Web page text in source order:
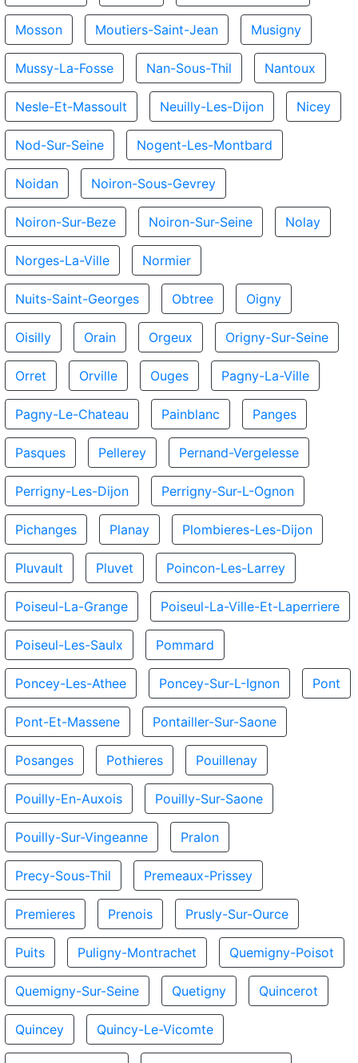
Mosson Moutiers-Saint-Jean Musigny
Mussy-La-Fosse Nan-Sous-Thil Nantoux
Nesle-Et-Massoult Neuilly-Les-Dijon Nicey
Nod-Sur-Seine Nogent-Les-Montbard
Noidan Noiron-Sous-Gevrey
Noiron-Sur-Beze Noiron-Sur-Seine Nolay
Norges-La-Ville Normier
Nuits-Saint-Georges Obtree Oigny
Oisilly Orain Orgeux Origny-Sur-Seine
Orret Orville Ouges Pagny-La-Ville
Pagny-Le-Chateau Painblanc Panges
Pasques Pellerey Pernand-Vergelesse
Perrigny-Les-Dijon Perrigny-Sur-L-Ognon
Pichanges Planay Plombieres-Les-Dijon
Pluvault Pluvet Poincon-Les-Larrey
Poiseul-La-Grange Poiseul-La-Ville-Et-Laperriere
Poiseul-Les-Saulx Pommard
Poncey-Les-Athee Poncey-Sur-L-Ignon Pont
Pont-Et-Massene Pontailler-Sur-Saone
Posanges Pothieres Pouillenay
Pouilly-En-Auxois Pouilly-Sur-Saone
Pouilly-Sur-Vingeanne Pralon
Precy-Sous-Thil Premeaux-Prissey
Premieres Prenois Prusly-Sur-Ource
Puits Puligny-Montrachet Quemigny-Poisot
Quemigny-Sur-Seine Quetigny Quincerot
Quincey Quincy-Le-Vicomte